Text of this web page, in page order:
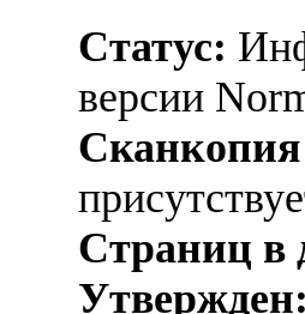
Статус:
версии
Сканкопия
Страниц в
Утвержден: